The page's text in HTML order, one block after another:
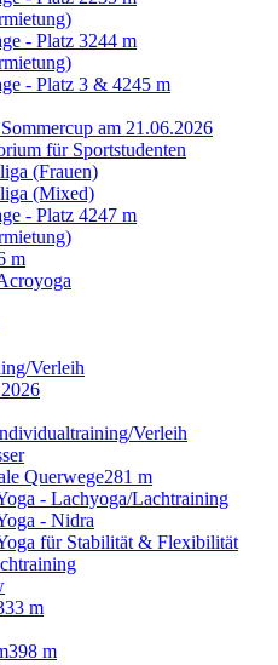
- Platz 3244 m
- Platz 3 & 4245 m
am 21.06.2026
für Sportstudenten
(Frauen)
(Mixed)
- Platz 4247 m
m
Verleih
Verleih
Querwege281 m
- Lachyoga/Lachtraining
- Nidra
für Stabilität & Flexibilität
m
398 m